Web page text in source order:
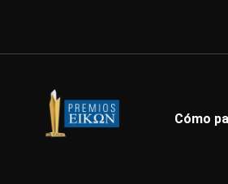
contenido
Cómo